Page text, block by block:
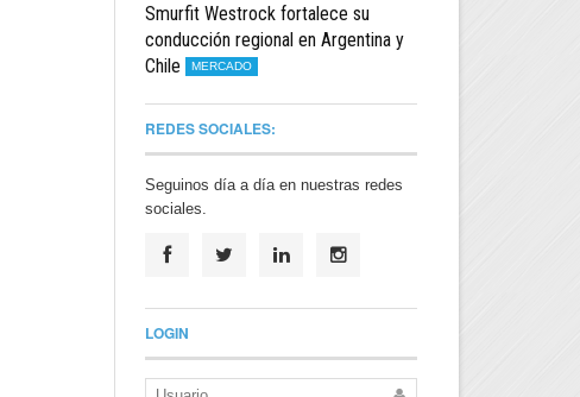
Smurfit Westrock fortalece su
conducción regional en Argentina y
Chile
MERCADO
REDES SOCIALES:
Seguinos día a día en nuestras redes
sociales.
LOGIN